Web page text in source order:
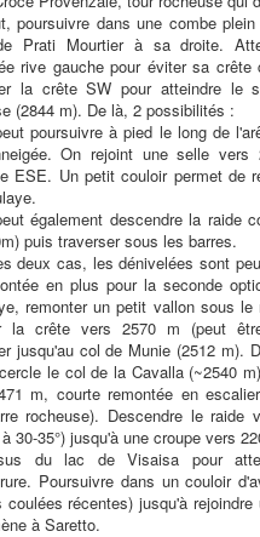
poursuivre dans une combe
Prati Mourtier à sa droite.
rive gauche pour éviter sa crête
la crête SW pour atteindre le
(2844 m). De là, 2 possibilités :
poursuivre à pied le long de
On rejoint une selle
ESE. Un petit couloir permet de
également descendre la raide
puis traverser sous les barres.
deux cas, les dénivelées sont
en plus pour la seconde
remonter un petit vallon sous le
la crête vers 2570 m (peut
jusqu'au col de Munie (2512 m).
le col de la Cavalla (~2540
m, courte remontée en
rocheuse). Descendre le raide
30-35°) jusqu'à une croupe vers
du lac de Visaisa pour
Poursuivre dans un couloir
coulées récentes) jusqu'à
à Saretto.